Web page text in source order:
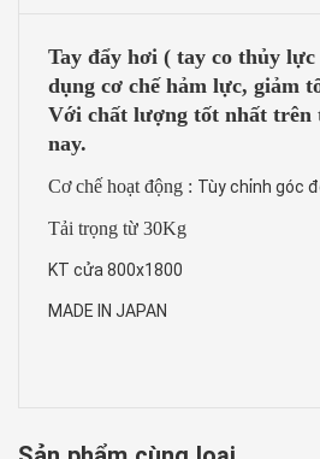
Tay đẩy hơi ( tay co thủy
dụng cơ chế hảm lực, giảm
Với chất lượng tốt nhất
nay.
Cơ chế hoạt động : Tùy chỉnh góc
Tải trọng từ 30Kg
KT cửa 800x1800
MADE IN JAPAN